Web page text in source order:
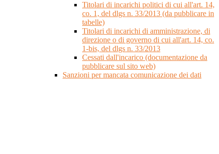
Titolari di incarichi politici di cui all'art. 14,
co. 1, del dlgs n. 33/2013 (da pubblicare in
tabelle)
Titolari di incarichi di amministrazione, di
direzione o di governo di cui all'art. 14, co.
1-bis, del dlgs n. 33/2013
Cessati dall'incarico (documentazione da
pubblicare sul sito web)
Sanzioni per mancata comunicazione dei dati